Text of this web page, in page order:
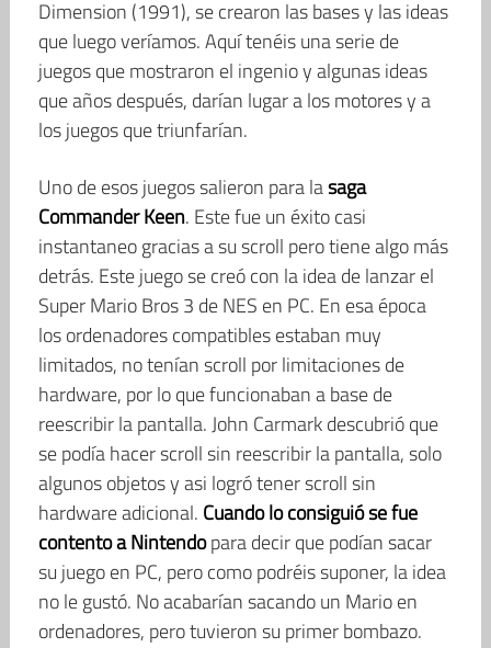
Dimension (1991), se crearon las bases y las ideas
que luego veríamos. Aquí tenéis una serie de
juegos que mostraron el ingenio y algunas ideas
que años después, darían lugar a los motores y a
los juegos que triunfarían.
Uno de esos juegos salieron para lasaga
Commander Keen. Este fue un éxito casi
instantaneo gracias a su scroll pero tiene algo más
detrás. Este juego se creó con la idea de lanzar el
Super Mario Bros 3 de NES en PC. En esa época
los ordenadores compatibles estaban muy
limitados, no tenían scroll por limitaciones de
hardware, por lo que funcionaban a base de
reescribir la pantalla. John Carmark descubrió que
se podía hacer scroll sin reescribir la pantalla, solo
algunos objetos y asi logró tener scroll sin
hardware adicional. Cuando lo consiguió se fue
contento a Nintendopara decir que podían sacar
su juego en PC, pero como podréis suponer, la idea
no le gustó. No acabarían sacando un Mario en
ordenadores, pero tuvieron su primer bombazo.